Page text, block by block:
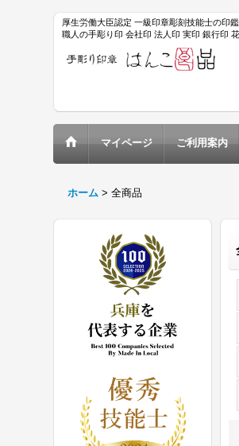
厚生労働大臣認定 一級印章彫刻技能士の印
職人の手彫り印 会社印 法人印 実印 銀行印
マイページ ご利用案内
ホーム > 全商品